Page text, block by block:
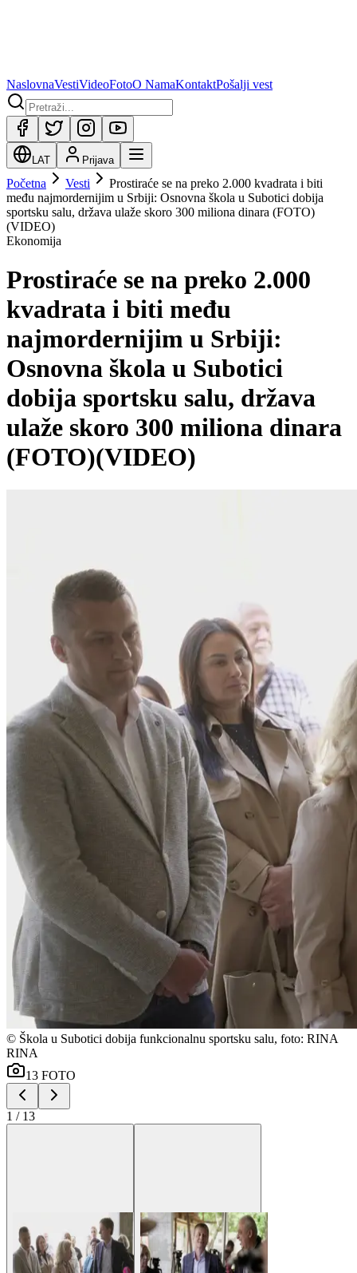
NaslovnaVestiVideoFotoO NamaKontaktPošalji vest
LAT Prijava
Početna Vesti
Prostiraće se na preko 2.000 kvadrata i biti
među najmordernijim u Srbiji: Osnovna škola u Subotici dobija
sportsku salu, država ulaže skoro 300 miliona dinara (FOTO)
(VIDEO)
Ekonomija
Prostiraće se na preko 2.000
kvadrata i biti među
najmordernijim u Srbiji:
Osnovna škola u Subotici
dobija sportsku salu, država
ulaže skoro 300 miliona dinara
(FOTO)(VIDEO)
© Škola u Subotici dobija funkcionalnu sportsku salu, foto: RINA
RINA
13 FOTO
1 / 13